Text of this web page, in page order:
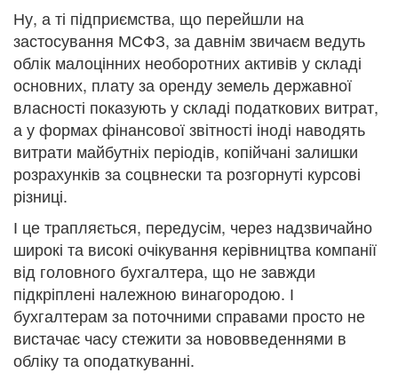
Ну, а ті підприємства, що перейшли на
застосування МСФЗ, за давнім звичаєм ведуть
облік малоцінних необоротних активів у складі
основних, плату за оренду земель державної
власності показують у складі податкових витрат,
а у формах фінансової звітності іноді наводять
витрати майбутніх періодів, копійчані залишки
розрахунків за соцвнески та розгорнуті курсові
різниці.
І це трапляється, передусім, через надзвичайно
широкі та високі очікування керівництва компанії
від головного бухгалтера, що не завжди
підкріплені належною винагородою. І
бухгалтерам за поточними справами просто не
вистачає часу стежити за нововведеннями в
обліку та оподаткуванні.